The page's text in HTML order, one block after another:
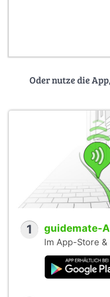
Oder nutze die
1 guidemate-
Im App-Store